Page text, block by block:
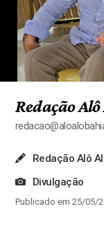
Redação
Redação Alô
Divulgação
Publicado em 25/05/